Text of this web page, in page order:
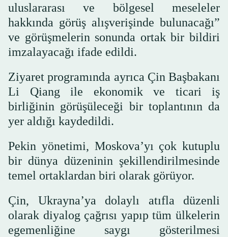
uluslararası ve bölgesel meseleler
hakkında görüş alışverişinde bulunacağı”
ve görüşmelerin sonunda ortak bir bildiri
imzalayacağı ifade edildi.
Ziyaret programında ayrıca Çin Başbakanı
Li Qiang ile ekonomik ve ticari iş
birliğinin görüşüleceği bir toplantının da
yer aldığı kaydedildi.
Pekin yönetimi, Moskova’yı çok kutuplu
bir dünya düzeninin şekillendirilmesinde
temel ortaklardan biri olarak görüyor.
Çin, Ukrayna’ya dolaylı atıfla düzenli
olarak diyalog çağrısı yapıp tüm ülkelerin
egemenliğine saygı gösterilmesi